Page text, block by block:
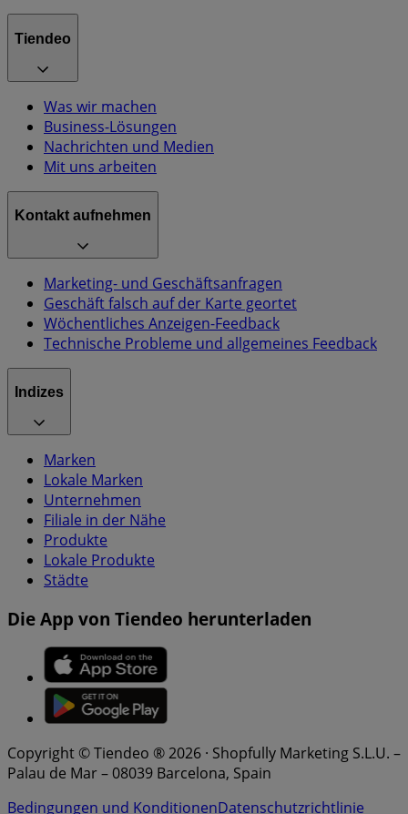
Tiendeo
Was wir machen
Business-Lösungen
Nachrichten und Medien
Mit uns arbeiten
Kontakt aufnehmen
Marketing- und Geschäftsanfragen
Geschäft falsch auf der Karte geortet
Wöchentliches Anzeigen-Feedback
Technische Probleme und allgemeines Feedback
Indizes
Marken
Lokale Marken
Unternehmen
Filiale in der Nähe
Produkte
Lokale Produkte
Städte
Die App von Tiendeo herunterladen
Copyright © Tiendeo ® 2026 · Shopfully Marketing S.L.U. –
Palau de Mar – 08039 Barcelona, Spain
Bedingungen und KonditionenDatenschutzrichtlinie